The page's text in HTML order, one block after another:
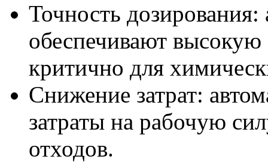
Точность
обеспечивают высокую
критично для
Снижение затрат:
затраты на рабочую
отходов.